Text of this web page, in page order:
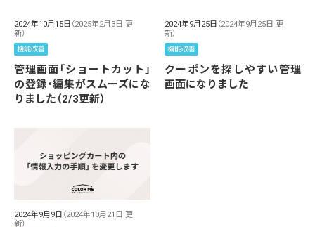
2024年10月15日 （2025年2月3日 更
新）
機能改善
管理画面「ショートカット」
の登録・編集がスムーズにな
りました（2/3更新）
2024年9月25日 （2024年9月25日 更
新）
機能改善
クーポンを探しやすい管理
画面になりました
2024年9月9日 （2024年10月21日 更
新）